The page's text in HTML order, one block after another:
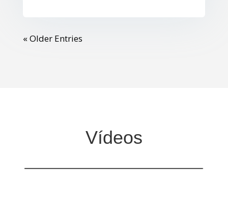
« Older Entries
Vídeos